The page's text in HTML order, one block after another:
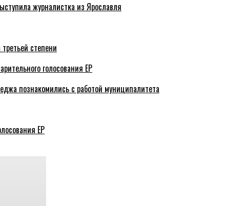
журналистка из Ярославля
степени
голосования ЕР
познакомились с работой муниципалитета
ЕР